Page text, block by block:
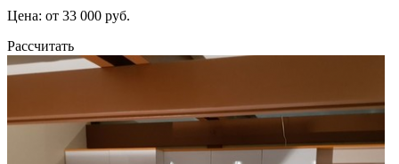
Цена: от 33 000 руб.
Рассчитать